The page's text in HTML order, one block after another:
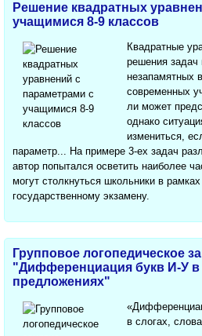
Решение квадратных
учащимися 8-9 классов
Квадратные
решения задач
незапамятных
современных
ли может
однако
измениться,
параметр... На примере 3-ех задач
автор попытался осветить наиболее
могут столкнуться школьники в
государственному экзамену.
Групповое логопедическое
"Дифференциация букв И-У в
предложениях"
в слогах,